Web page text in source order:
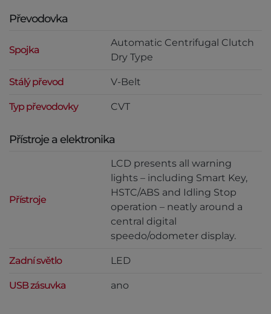
Převodovka
Spojka
Automatic Centrifugal Clutch
Dry Type
Stálý převod V-Belt
Typ převodovky CVT
Přístroje a elektronika
Přístroje
LCD presents all warning
lights – including Smart Key,
HSTC/ABS and Idling Stop
operation – neatly around a
central digital
speedo/odometer display.
Zadní světlo LED
USB zásuvka ano